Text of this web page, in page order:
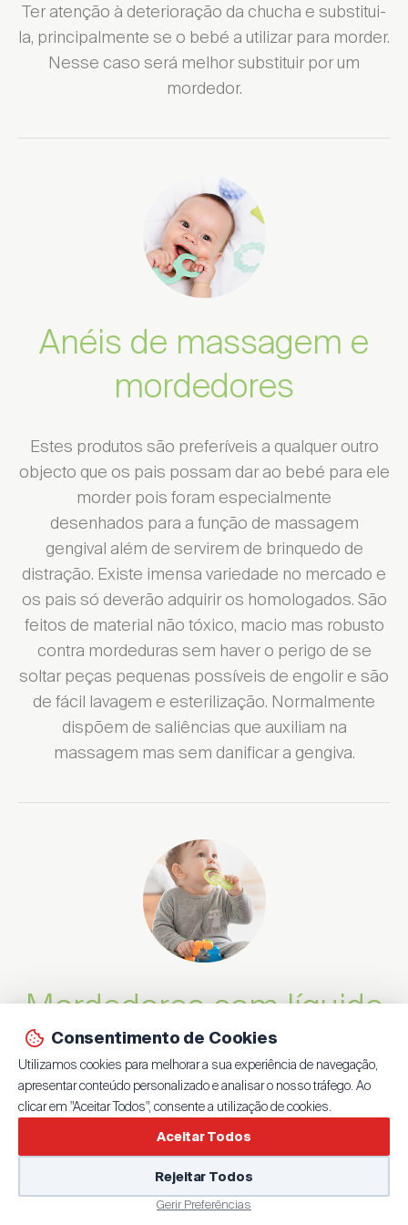
Ter atenção à deterioração da chucha e substitui-
la, principalmente se o bebé a utilizar para morder.
Nesse caso será melhor substituir por um
mordedor.
Anéis de massagem e
mordedores
Estes produtos são preferíveis a qualquer outro
objecto que os pais possam dar ao bebé para ele
morder pois foram especialmente
desenhados para a função de massagem
gengival além de servirem de brinquedo de
distração. Existe imensa variedade no mercado e
os pais só deverão adquirir os homologados. São
feitos de material não tóxico, macio mas robusto
contra mordeduras sem haver o perigo de se
soltar peças pequenas possíveis de engolir e são
de fácil lavagem e esterilização. Normalmente
dispõem de saliências que auxiliam na
massagem mas sem danificar a gengiva.
Mordedores com líquido
refrigerador
Mordedores frios são benéficos uma vez que
promovem a atenuação da dor. Atenção que não
se devem colocar estes dispositivos no
congelador sob pena de estes causarem
queimaduras nas gengivas. Estes dispositivos
Consentimento de Cookies
Utilizamos cookies para melhorar a sua experiência de navegação,
apresentar conteúdo personalizado e analisar o nosso tráfego. Ao
clicar em "Aceitar Todos", consente a utilização de cookies.
Gerir Preferências
Rejeitar Todos
Aceitar Todos